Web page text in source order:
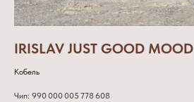
IRISLAV JUST GOOD MOOD
Кобель
Чип: 990 000 005 778 608